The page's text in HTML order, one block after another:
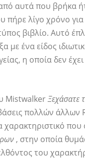
αυτά που βρήκα
πήρε λίγο χρόνο
βιβλίο. Αυτό
με ένα είδος
η οποία δεν
MistwalkerΞεχάσατε
πολλών άλλων
χαρακτηριστικό
, στην οποία
του